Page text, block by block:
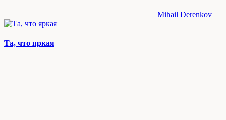
Mihail Derenkov
Та, что яркая